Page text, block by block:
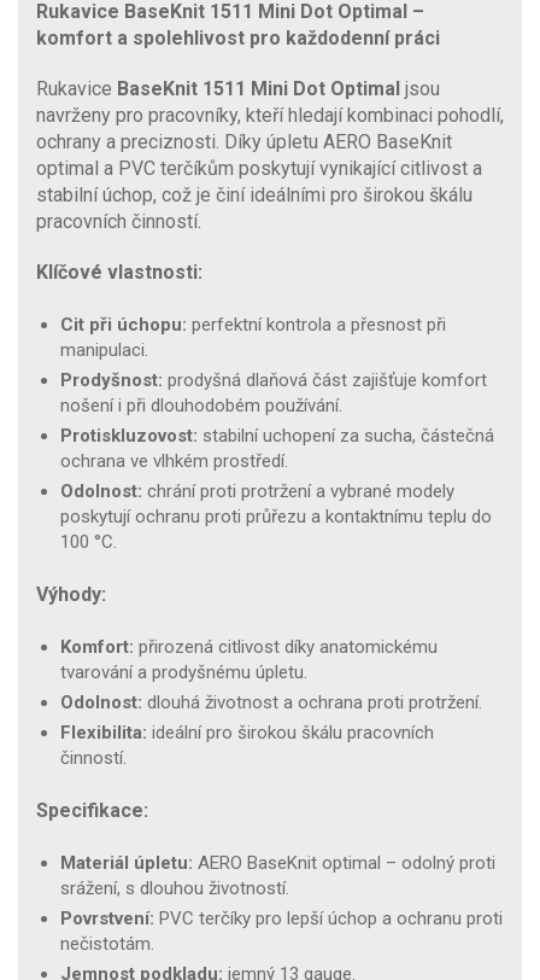
Rukavice BaseKnit 1511 Mini Dot Optimal –
komfort a spolehlivost pro každodenní práci
Rukavice BaseKnit 1511 Mini Dot Optimal jsou
navrženy pro pracovníky, kteří hledají kombinaci pohodlí,
ochrany a preciznosti. Díky úpletu AERO BaseKnit
optimal a PVC terčíkům poskytují vynikající citlivost a
stabilní úchop, což je činí ideálními pro širokou škálu
pracovních činností.
Klíčové vlastnosti:
Cit při úchopu: perfektní kontrola a přesnost při
manipulaci.
Prodyšnost: prodyšná dlaňová část zajišťuje komfort
nošení i při dlouhodobém používání.
Protiskluzovost: stabilní uchopení za sucha, částečná
ochrana ve vlhkém prostředí.
Odolnost: chrání proti protržení a vybrané modely
poskytují ochranu proti průřezu a kontaktnímu teplu do
100 °C.
Výhody:
Komfort: přirozená citlivost díky anatomickému
tvarování a prodyšnému úpletu.
Odolnost: dlouhá životnost a ochrana proti protržení.
Flexibilita: ideální pro širokou škálu pracovních
činností.
Specifikace:
Materiál úpletu: AERO BaseKnit optimal – odolný proti
srážení, s dlouhou životností.
Povrstvení: PVC terčíky pro lepší úchop a ochranu proti
nečistotám.
Jemnost podkladu: jemný 13 gauge.